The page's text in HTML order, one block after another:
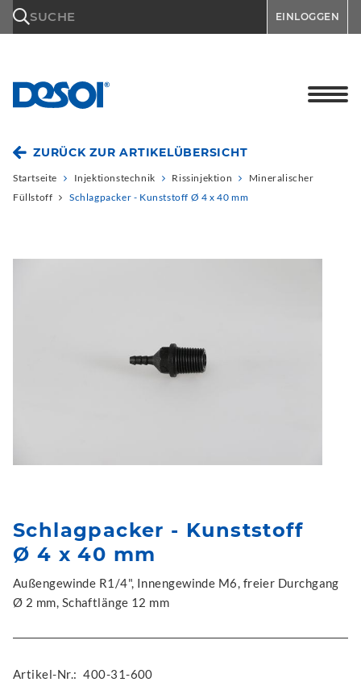
SUCHE EINLOGGEN
ZURÜCK ZUR ARTIKELÜBERSICHT
Startseite Injektionstechnik Rissinjektion
Mineralischer
Füllstoff
Schlagpacker - Kunststoff Ø 4 x 40 mm
Schlagpacker - Kunststoff
Ø 4 x 40 mm
Außengewinde R1/4", Innengewinde M6, freier Durchgang
Ø 2 mm, Schaftlänge 12 mm
Artikel-Nr.: 400-31-600